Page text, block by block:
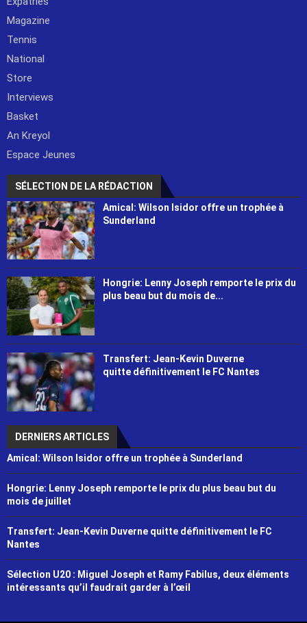
Magazine
Tennis
National
Store
Interviews
Basket
An Kreyol
Espace Jeunes
SÉLECTION DE LA RÉDACTION
Amical: Wilson Isidor offre un trophée à
Sunderland
Hongrie: Lenny Joseph remporte le prix du
plus beau but du mois de...
Transfert: Jean-Kevin Duverne
quitte définitivement le FC Nantes
DERNIERS ARTICLES
Amical: Wilson Isidor offre un trophée à Sunderland
Hongrie: Lenny Joseph remporte le prix du plus beau but du
mois de juillet
Transfert: Jean-Kevin Duverne quitte définitivement le FC
Nantes
Sélection U20 : Miguel Joseph et Ramy Fabilus, deux éléments
intéressants qu’il faudrait garder à l’œil